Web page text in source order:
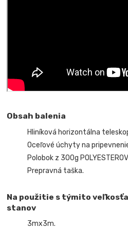
Obsah balenia
Hliníková horizontálna
Oceľové úchyty na
Polobok z 300g
Prepravná taška.
Na použitie s týmito
stanov
3mx3m.